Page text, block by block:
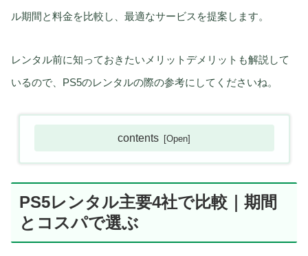
ル期間と料金を比較し、最適なサービスを提案します。
レンタル前に知っておきたいメリットデメリットも解説して
いるので、PS5のレンタルの際の参考にしてくださいね。
contents
PS5レンタル主要4社で比較｜期間
とコスパで選ぶ